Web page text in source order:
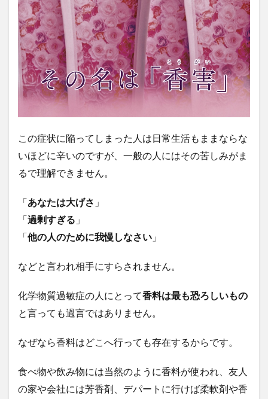
この症状に陥ってしまった人は日常生活もままならな
いほどに辛いのですが、一般の人にはその苦しみがま
るで理解できません。
「あなたは大げさ 」
「過剰すぎる 」
「他の人のために我慢しなさい 」
などと言われ相手にすらされません。
化学物質過敏症の人にとって香料は最も恐ろしいもの
と言っても過言ではありません。
なぜなら香料はどこへ行っても存在するからです。
食べ物や飲み物には当然のように香料が使われ、友人
の家や会社には芳香剤、デパートに行けば柔軟剤や香